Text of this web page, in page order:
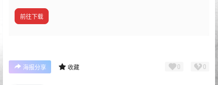
前往下载
海报分享 收藏 0 0